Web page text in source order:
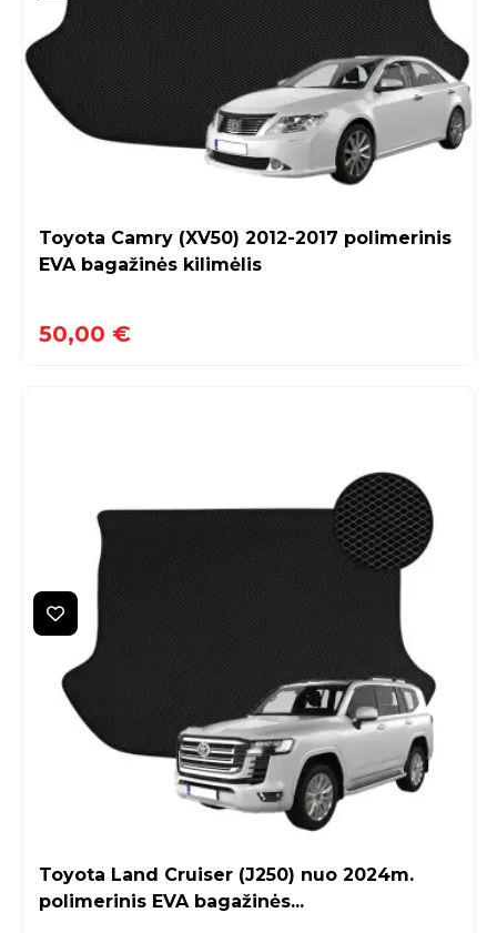
Toyota Camry (XV50) 2012-2017 polimerinis
EVA bagažinės kilimėlis
50,00 €
Toyota Land Cruiser (J250) nuo 2024m.
polimerinis EVA bagažinės...